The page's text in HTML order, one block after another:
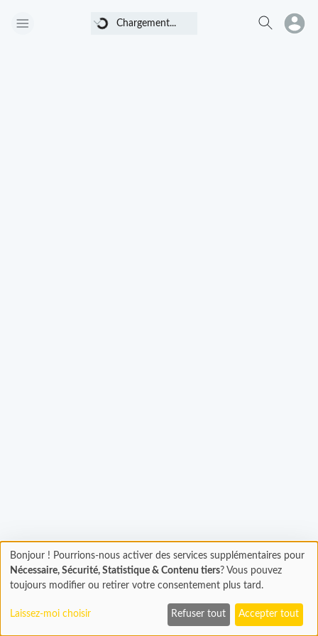
Chargement...
Chargement
En cours...
Bonjour ! Pourrions-nous activer des services supplémentaires pour
Nécessaire, Sécurité, Statistique & Contenu tiers? Vous pouvez
toujours modifier ou retirer votre consentement plus tard.
Laissez-moi choisir Refuser tout Accepter tout